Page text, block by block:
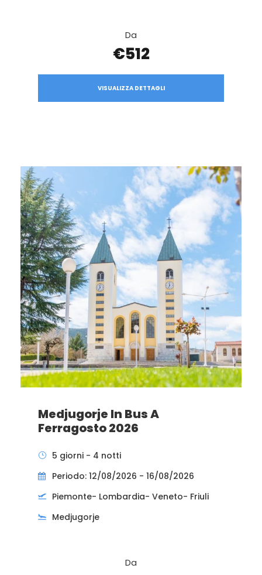
Da
€512
VISUALIZZA DETTAGLI
Medjugorje In Bus A
Ferragosto 2026
5 giorni - 4 notti
Periodo: 12/08/2026 - 16/08/2026
Piemonte- Lombardia- Veneto- Friuli
Medjugorje
Da